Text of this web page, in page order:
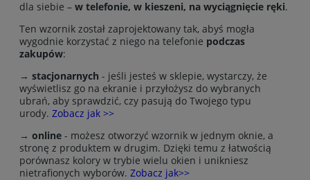
dla siebie – w telefonie, w kieszeni, na wyciągnięcie ręki.
Ten wzornik został zaprojektowany tak, abyś mogła
wygodnie korzystać z niego na telefonie podczas
zakupów:
→ stacjonarnych - jeśli jesteś w sklepie, wystarczy, że
wyświetlisz go na ekranie i przyłożysz do wybranych
ubrań, aby sprawdzić, czy pasują do Twojego typu
urody. Zobacz jak >>
→ online - możesz otworzyć wzornik w jednym oknie, a
stronę z produktem w drugim. Dzięki temu z łatwością
porównasz kolory w trybie wielu okien i unikniesz
nietrafionych wyborów. Zobacz jak>>